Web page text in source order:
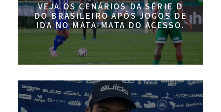
VEJA OS CENÁRIOS DA SÉRIE D
DO BRASILEIRO APÓS JOGOS DE
IDA NO MATA-MATA DO ACESSO.